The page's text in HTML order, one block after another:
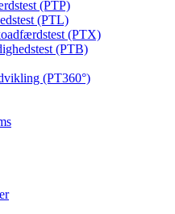
(PTP)
(PTL)
(PTX)
(PTB)
(PT360°)